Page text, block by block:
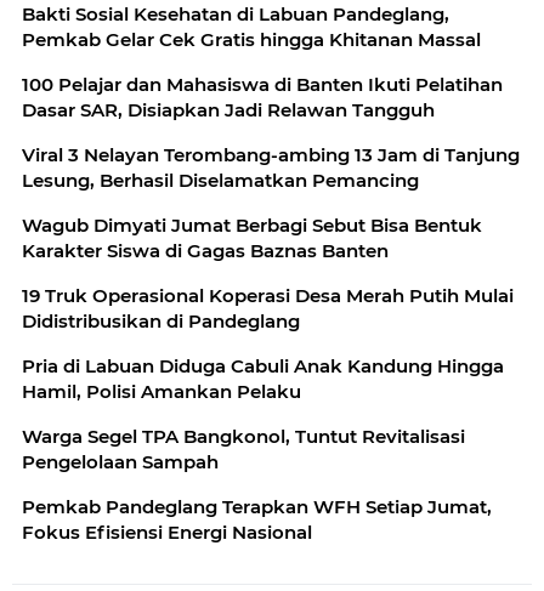
Bakti Sosial Kesehatan di Labuan Pandeglang,
Pemkab Gelar Cek Gratis hingga Khitanan Massal
100 Pelajar dan Mahasiswa di Banten Ikuti Pelatihan
Dasar SAR, Disiapkan Jadi Relawan Tangguh
Viral 3 Nelayan Terombang-ambing 13 Jam di Tanjung
Lesung, Berhasil Diselamatkan Pemancing
Wagub Dimyati Jumat Berbagi Sebut Bisa Bentuk
Karakter Siswa di Gagas Baznas Banten
19 Truk Operasional Koperasi Desa Merah Putih Mulai
Didistribusikan di Pandeglang
Pria di Labuan Diduga Cabuli Anak Kandung Hingga
Hamil, Polisi Amankan Pelaku
Warga Segel TPA Bangkonol, Tuntut Revitalisasi
Pengelolaan Sampah
Pemkab Pandeglang Terapkan WFH Setiap Jumat,
Fokus Efisiensi Energi Nasional